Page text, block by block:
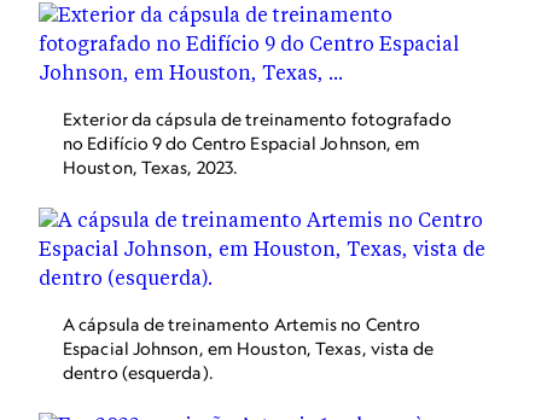
Exterior da cápsula de treinamento fotografado
no Edifício 9 do Centro Espacial Johnson, em
Houston, Texas, 2023.
A cápsula de treinamento Artemis no Centro
Espacial Johnson, em Houston, Texas, vista de
dentro (esquerda).